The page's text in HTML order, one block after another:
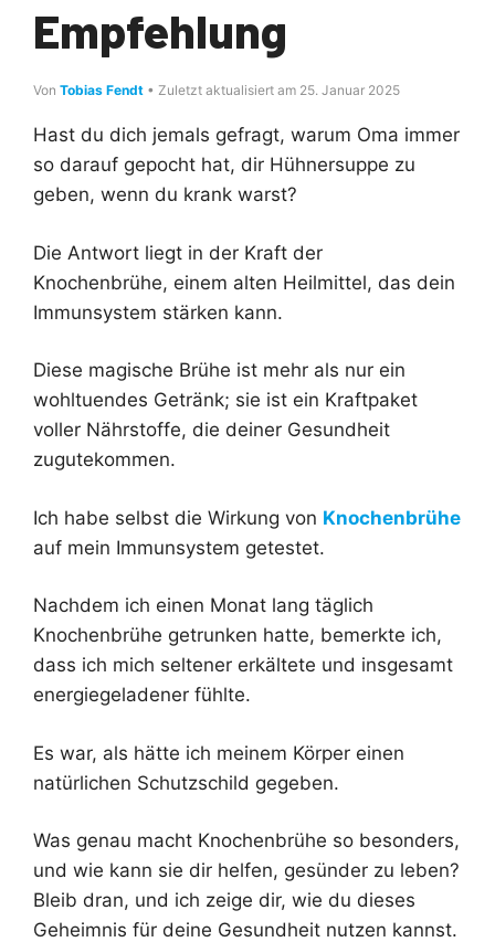
Empfehlung
Von Tobias Fendt • Zuletzt aktualisiert am 25. Januar 2025
Hast du dich jemals gefragt, warum Oma immer
so darauf gepocht hat, dir Hühnersuppe zu
geben, wenn du krank warst?
Die Antwort liegt in der Kraft der
Knochenbrühe, einem alten Heilmittel, das dein
Immunsystem stärken kann.
Diese magische Brühe ist mehr als nur ein
wohltuendes Getränk; sie ist ein Kraftpaket
voller Nährstoffe, die deiner Gesundheit
zugutekommen.
Ich habe selbst die Wirkung von Knochenbrühe
auf mein Immunsystem getestet.
Nachdem ich einen Monat lang täglich
Knochenbrühe getrunken hatte, bemerkte ich,
dass ich mich seltener erkältete und insgesamt
energiegeladener fühlte.
Es war, als hätte ich meinem Körper einen
natürlichen Schutzschild gegeben.
Was genau macht Knochenbrühe so besonders,
und wie kann sie dir helfen, gesünder zu leben?
Bleib dran, und ich zeige dir, wie du dieses
Geheimnis für deine Gesundheit nutzen kannst.